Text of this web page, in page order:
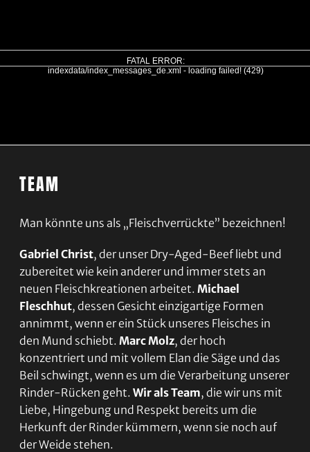
TEAM
Man könnte uns als „Fleischverrückte” bezeichnen!
Gabriel Christ, der unser Dry-Aged-Beef liebt und
zubereitet wie kein anderer und immer stets an
neuen Fleischkreationen arbeitet.Michael
Fleschhut, dessen Gesicht einzigartige Formen
annimmt, wenn er ein Stück unseres Fleisches in
den Mund schiebt.Marc Molz, der hoch
konzentriert und mit vollem Elan die Säge und das
Beil schwingt, wenn es um die Verarbeitung unserer
Rinder-Rücken geht.Wir als Team, die wir uns mit
Liebe, Hingebung und Respekt bereits um die
Herkunft der Rinder kümmern, wenn sie noch auf
der Weide stehen.